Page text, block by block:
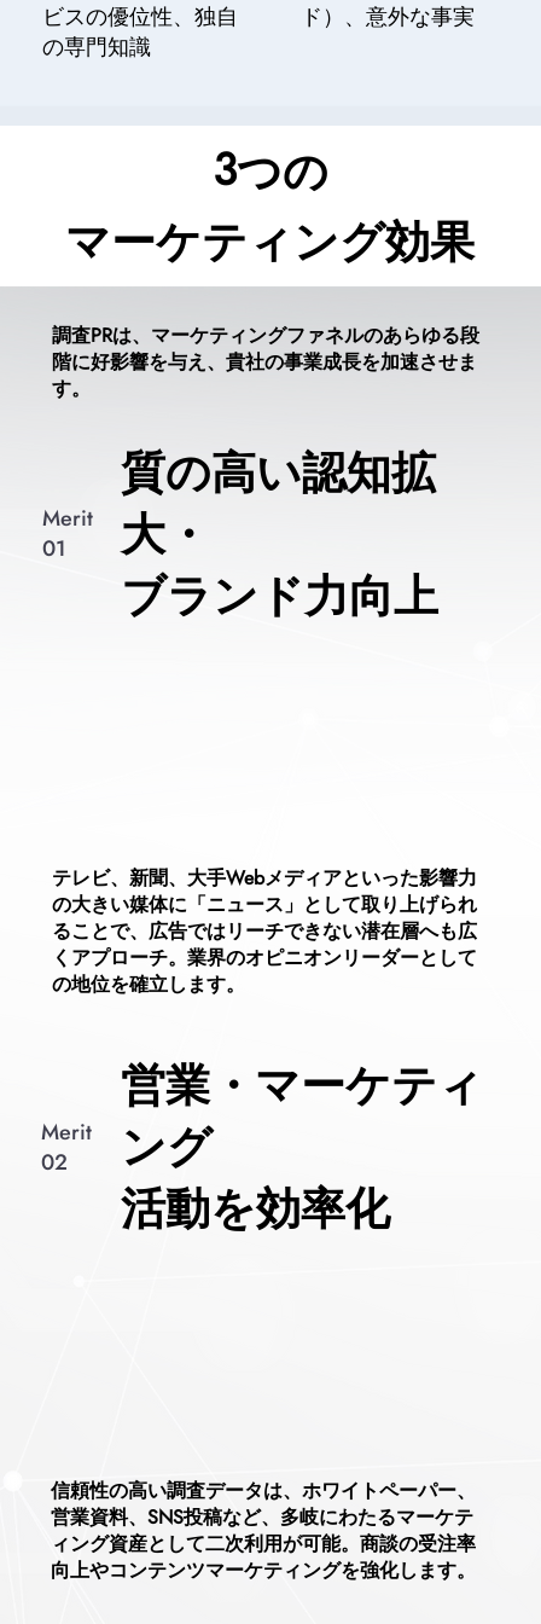
ビスの優位性、独自
の専門知識
ド）、意外な事実
​マーケティング効果
​つの
3
信頼性の高い調査データは、ホワイトペーパー、
営業資料、SNS投稿など、多岐にわたるマーケテ
ィング資産として二次利用が可能。商談の受注率
向上やコンテンツマーケティングを強化します。
Merit
02
営業・マーケティ
ング
活動を効率化
テレビ、新聞、大手Webメディアといった影響力
の大きい媒体に「ニュース」として取り上げられ
ることで、 広告ではリーチできない潜在層へも広
くアプローチ。 業界のオピニオンリーダーとして
の地位を確立します。
Merit
01
質の高い認知拡
大・
​ブランド力向上
調査PRは、マーケティングファネルのあらゆる段
階に好影響を与え、貴社の事業成長を加速させま
す。